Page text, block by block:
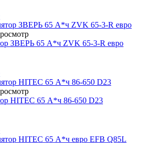
ЗВЕРЬ 65 А*ч ZVK 65-3-R евро
HITEC 65 А*ч 86-650 D23